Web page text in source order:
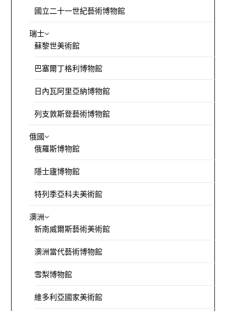
國立二十一世紀藝術博物館
瑞士
蘇黎世美術館
巴塞爾丁格利博物館
日內瓦阿里亞納博物館
列支敦斯登藝術博物館
俄國
俄羅斯博物館
隱士廬博物館
特列季亞科夫美術館
澳洲
新南威爾斯藝術美術館
澳洲當代藝術博物館
雪梨博物館
維多利亞國家美術館